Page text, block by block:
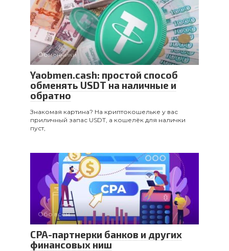
Обменники
Yaobmen.cash: простой способ
обменять USDT на наличные и
обратно
Знакомая картина? На криптокошельке у вас
приличный запас USDT, а кошелёк для налички
пуст,
Обо всем
CPA-партнерки банков и других
финансовых ниш